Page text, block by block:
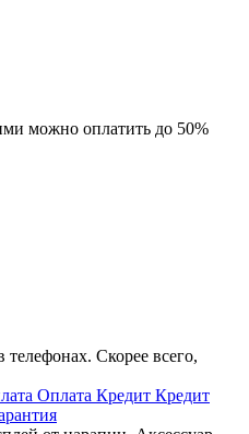
можно оплатить до 50%
телефонах. Скорее всего,
Оплата Кредит Кредит